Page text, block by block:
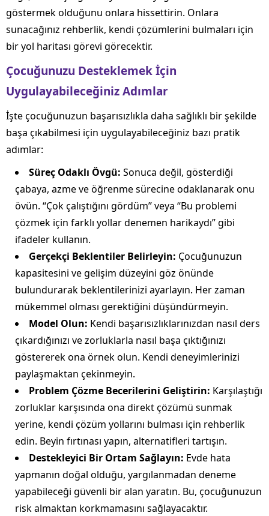
göstermek olduğunu onlara hissettirin. Onlara
sunacağınız rehberlik, kendi çözümlerini bulmaları için
bir yol haritası görevi görecektir.
Çocuğunuzu Desteklemek İçin
Uygulayabileceğiniz Adımlar
İşte çocuğunuzun başarısızlıkla daha sağlıklı bir şekilde
başa çıkabilmesi için uygulayabileceğiniz bazı pratik
adımlar:
Süreç Odaklı Övgü: Sonuca değil, gösterdiği
çabaya, azme ve öğrenme sürecine odaklanarak onu
övün. “Çok çalıştığını gördüm” veya “Bu problemi
çözmek için farklı yollar denemen harikaydı” gibi
ifadeler kullanın.
Gerçekçi Beklentiler Belirleyin: Çocuğunuzun
kapasitesini ve gelişim düzeyini göz önünde
bulundurarak beklentilerinizi ayarlayın. Her zaman
mükemmel olması gerektiğini düşündürmeyin.
Model Olun: Kendi başarısızlıklarınızdan nasıl ders
çıkardığınızı ve zorluklarla nasıl başa çıktığınızı
göstererek ona örnek olun. Kendi deneyimlerinizi
paylaşmaktan çekinmeyin.
Problem Çözme Becerilerini Geliştirin: Karşılaştığı
zorluklar karşısında ona direkt çözümü sunmak
yerine, kendi çözüm yollarını bulması için rehberlik
edin. Beyin fırtınası yapın, alternatifleri tartışın.
Destekleyici Bir Ortam Sağlayın: Evde hata
yapmanın doğal olduğu, yargılanmadan deneme
yapabileceği güvenli bir alan yaratın. Bu, çocuğunuzun
risk almaktan korkmamasını sağlayacaktır.